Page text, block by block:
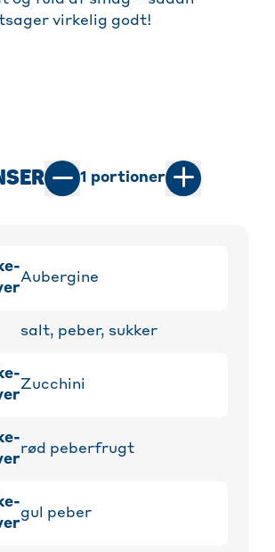
virkelig godt!
1 portioner
Aubergine
salt, peber, sukker
Zucchini
rød peberfrugt
gul peber